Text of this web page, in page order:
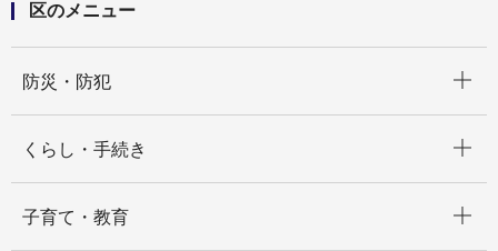
区のメニュー
防災・防犯
くらし・手続き
子育て・教育